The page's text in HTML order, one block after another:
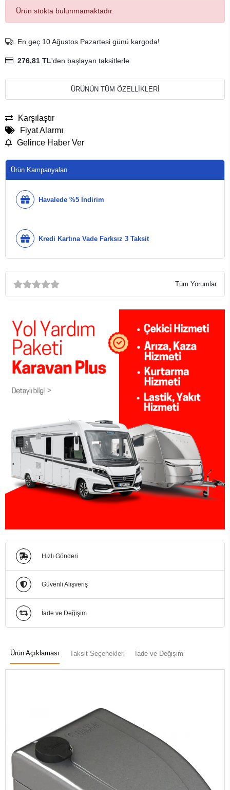
Ürün stokta bulunmamaktadır.
En geç 10 Ağustos Pazartesi günü kargoda!
276,81 TL'den başlayan taksitlerle
ÜRÜNÜN TÜM ÖZELLİKLERİ
Karşılaştır
Fiyat Alarmı
Gelince Haber Ver
Ürün Kampanyaları
Havalede %5 İndirim
Kredi Kartına Vade Farksız 3 Taksit
Tüm Yorumlar
Hızlı Gönderi
Güvenli Alışveriş
İade ve Değişim
Ürün Açıklaması Taksit Seçenekleri İade ve Değişim